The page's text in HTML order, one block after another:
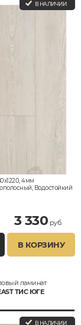
В НАЛИЧИИ
4мм
Водостойкий
3 330 руб.
В КОРЗИНУ
ламинат
ТИС ЮГЕ
В НАЛИЧИИ